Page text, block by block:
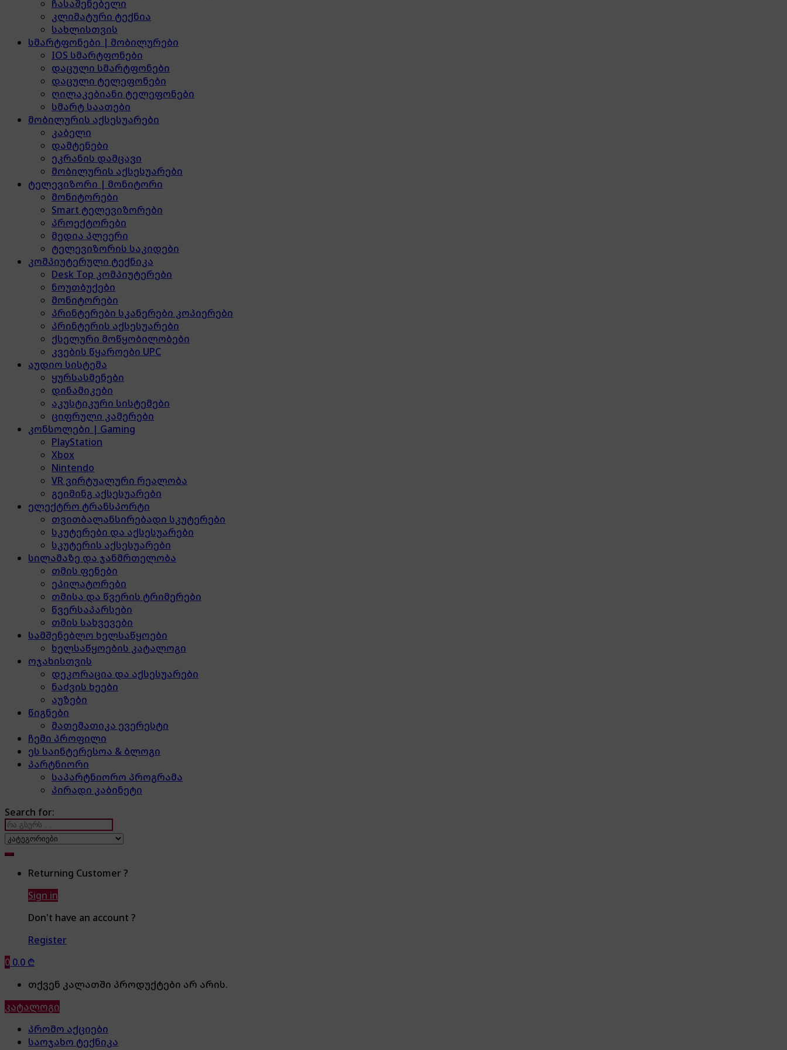
ჩასაშენებელი
კლიმატური ტექნია
სახლისთვის
სმარტფონები | მობილურები
IOS სმარტფონები
დაცული სმარტფონები
დაცული ტელეფონები
ღილაკებიანი ტელეფონები
სმარტ საათები
მობილურის აქსესუარები
კაბელი
დამტენები
ეკრანის დამცავი
მობილურის აქსესუარები
ტელევიზორი | მონიტორი
მონიტორები
Smart ტელევიზორები
პროექტორები
მედია პლეერი
ტელევიზორის საკიდები
კომპიუტერული ტექნიკა
Desk Top კომპიუტერები
ნოუთბუქები
მონიტორები
პრინტერები სკანერები კოპიერები
პრინტერის აქსესუარები
ქსელური მოწყობილობები
კვების წყაროები UPC
აუდიო სისტემა
ყურსასმენები
დინამიკები
აკუსტიკური სისტემები
ციფრული კამერები
კონსოლები | Gaming
PlayStation
Xbox
Nintendo
VR ვირტუალური რეალობა
გეიმინგ აქსესუარები
ელექტრო ტრანსპორტი
თვითბალანსირებადი სკუტერები
სკუტერები და აქსესუარები
სკუტერის აქსესუარები
სილამაზე და ჯანმრთელობა
თმის ფენები
ეპილატორები
თმისა და წვერის ტრიმერები
წვერსაპარსები
თმის სახვევები
სამშენებლო ხელსაწყოები
ხელსაწყოების კატალოგი
ოჯახისთვის
დეკორაცია და აქსესუარები
ნაძვის ხეები
აუზები
წიგნები
მათემათიკა ევერესტი
ჩემი პროფილი
ეს საინტერესოა & ბლოგი
პარტნიორი
საპარტნიორო პროგრამა
პირადი კაბინეტი
Search for:
Returning Customer ?
Sign in
Don't have an account ?
Register
0 0.0 ₾
თქვენ კალათში პროდუქტები არ არის.
კატალოგი
პრომო აქციები
საოჯახო ტექნიკა